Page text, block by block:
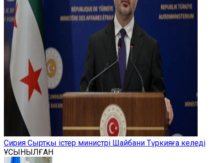
Сирия Сыртқы істер министрі Шайбани Түркияға келеді
ҰСЫНЫЛҒАН